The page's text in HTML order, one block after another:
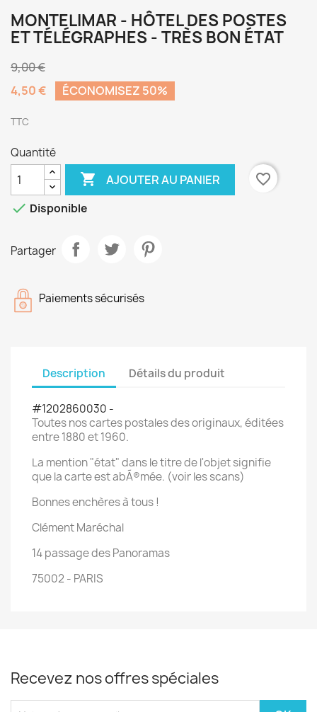
MONTELIMAR - HÔTEL DES POSTES
ET TÉLÉGRAPHES - TRÈS BON ÉTAT
9,00 €
4,50 €
ÉCONOMISEZ 50%
TTC
Quantité
 AJOUTER AU PANIER
favorite_border
 Disponible
Partager
Paiements sécurisés
Description Détails du produit
#1202860030 -
Toutes nos cartes postales des originaux, éditées
entre 1880 et 1960.
La mention "état" dans le titre de l'objet signifie
que la carte est abÃ®mée. (voir les scans)
Bonnes enchères à tous !
Clément Maréchal
14 passage des Panoramas
75002 - PARIS
Recevez nos offres spéciales